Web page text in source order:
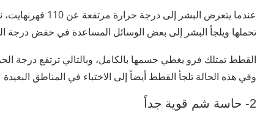
عندما يتعرض
تحملها ويلجأ البشر إلى بعض الوسائل المساعدة في خفض درجة
وفي هذه الحالة تلجأ القطط أيضاً إلى الاختباء في المناطق
2- حاسة شم قوية جداً